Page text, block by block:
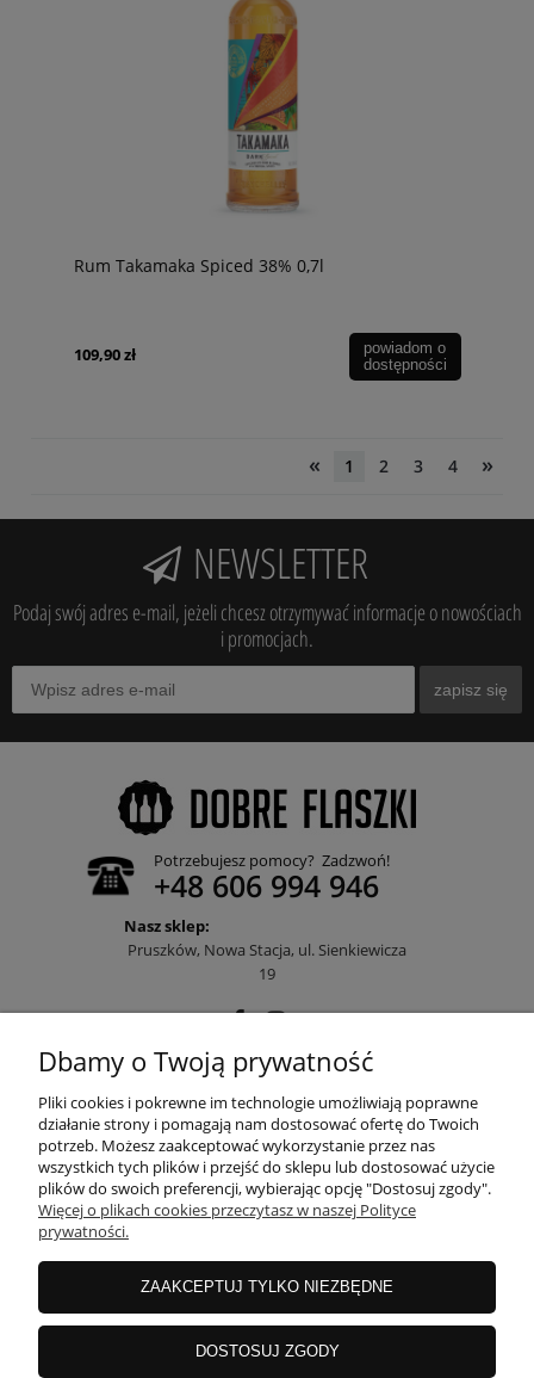
Rum Takamaka Spiced 38% 0,7l
109,90 zł
powiadom o
dostępności
« 1 2 3 4 »
NEWSLETTER
Podaj swój adres e-mail, jeżeli chcesz otrzymywać informacje o nowościach
i promocjach.
zapisz się
Potrzebujesz pomocy? Zadzwoń!
+48 606 994 946
Nasz sklep:
Pruszków, Nowa Stacja, ul. Sienkiewicza
19
POMOC
MOJE KONTO
PŁATNOŚCI I DOSTAWA
INFORMACJE
Dbamy o Twoją prywatność
Pliki cookies i pokrewne im technologie umożliwiają poprawne
działanie strony i pomagają nam dostosować ofertę do Twoich
potrzeb. Możesz zaakceptować wykorzystanie przez nas
wszystkich tych plików i przejść do sklepu lub dostosować użycie
plików do swoich preferencji, wybierając opcję "Dostosuj zgody".
Więcej o plikach cookies przeczytasz w naszej Polityce
prywatności.
ZAAKCEPTUJ TYLKO NIEZBĘDNE
DOSTOSUJ ZGODY